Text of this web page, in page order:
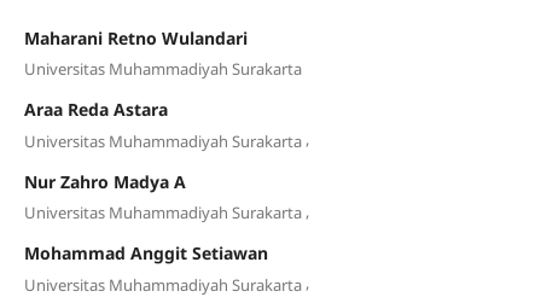
Maharani Retno Wulandari
Universitas Muhammadiyah Surakarta
Araa Reda Astara
Universitas Muhammadiyah Surakarta,
Nur Zahro Madya A
Universitas Muhammadiyah Surakarta,
Mohammad Anggit Setiawan
Universitas Muhammadiyah Surakarta,